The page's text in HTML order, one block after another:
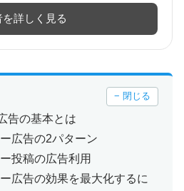
を詳しく見る
− 閉じる
告の基本とは
広告の2パターン
投稿の広告利用
広告の効果を最大化するに